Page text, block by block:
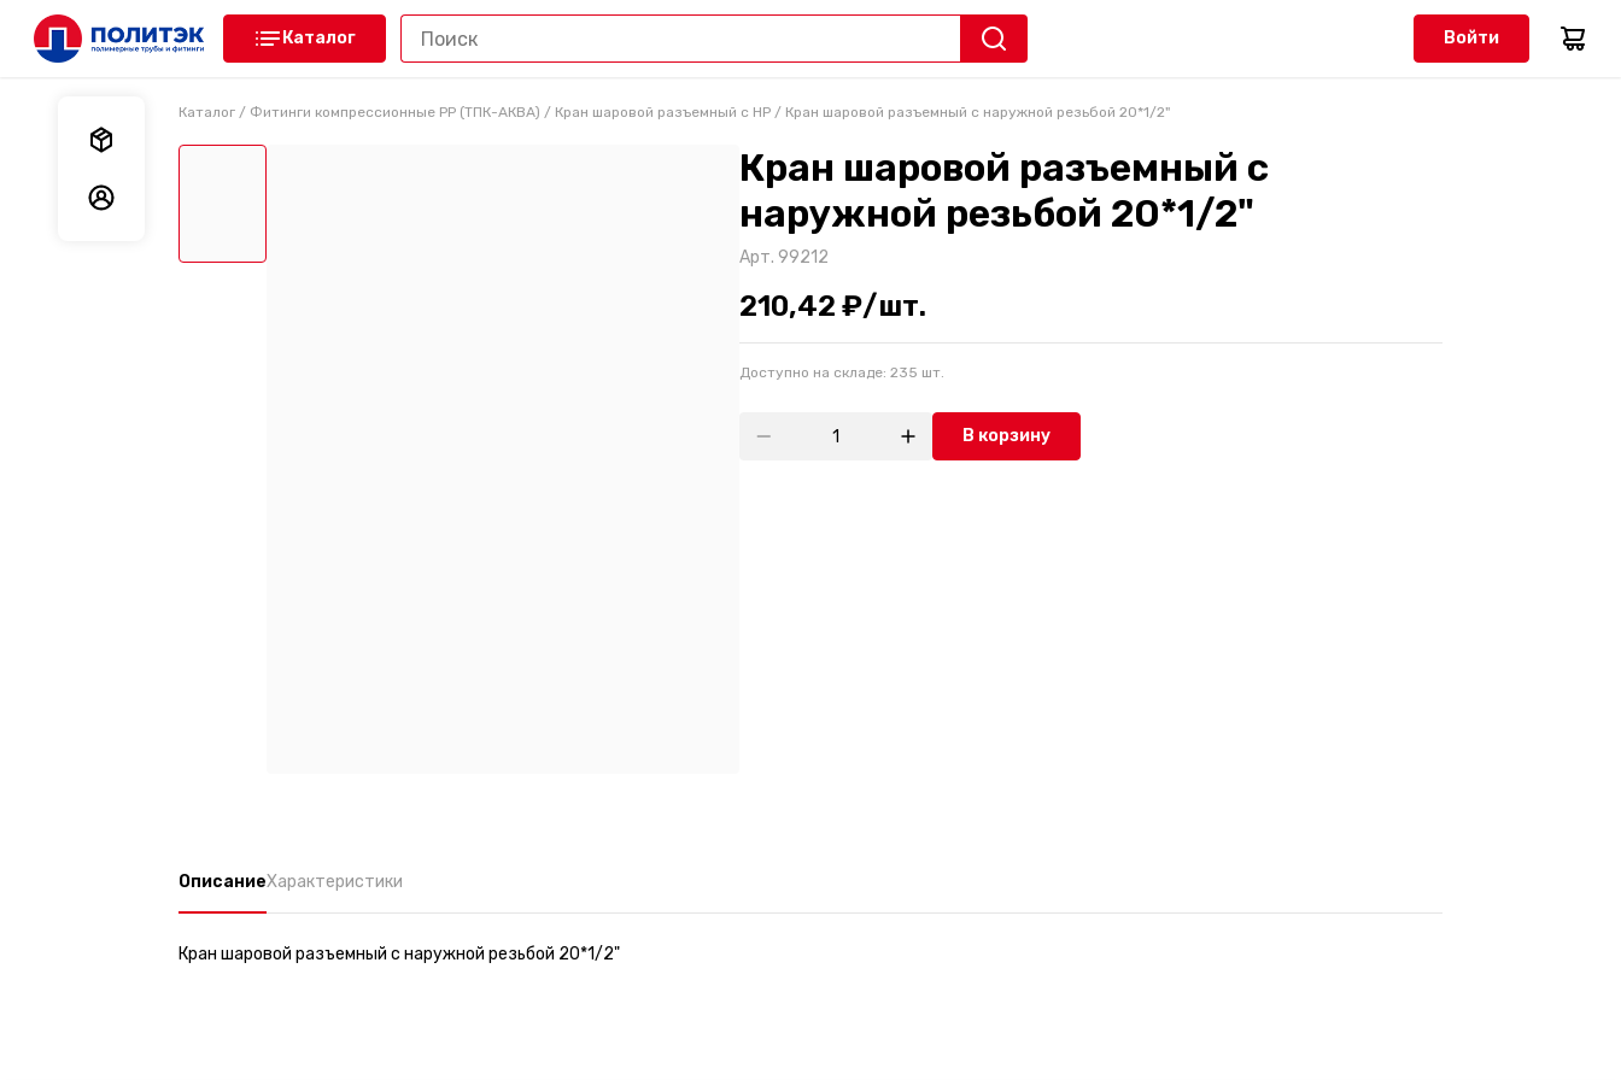
Каталог Войти
Каталог / Фитинги компрессионные PP (ТПК-АКВА) / Кран шаровой разъемный с НР / Кран шаровой разъемный с наружной резьбой 20*1/2"
Кран шаровой разъемный с
наружной резьбой 20*1/2"
Арт. 99212
210,42 ₽/шт.
Доступно на складе: 235 шт.
В корзину
ОписаниеХарактеристики
Кран шаровой разъемный с наружной резьбой 20*1/2"